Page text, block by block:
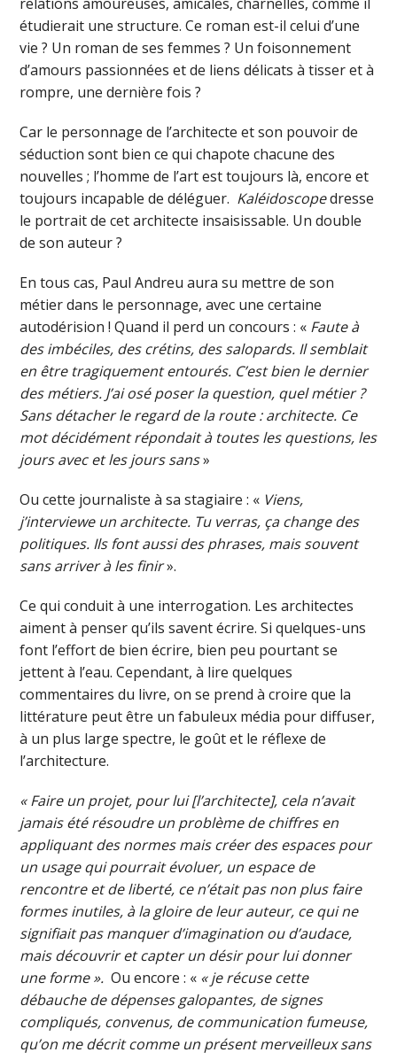
étudierait une structure. Ce roman est-il celui d’une
vie ? Un roman de ses femmes ? Un foisonnement
d’amours passionnées et de liens délicats à tisser et à
rompre, une dernière fois ?
Car le personnage de l’architecte et son pouvoir de
séduction sont bien ce qui chapote chacune des
nouvelles ; l’homme de l’art est toujours là, encore et
toujours incapable de déléguer. Kaléidoscopedresse
le portrait de cet architecte insaisissable. Un double
de son auteur ?
En tous cas, Paul Andreu aura su mettre de son
métier dans le personnage, avec une certaine
autodérision ! Quand il perd un concours : « Faute à
des imbéciles, des crétins, des salopards. Il semblait
en être tragiquement entourés. C’est bien le dernier
des métiers. J’ai osé poser la question, quel métier ?
Sans détacher le regard de la route : architecte. Ce
mot décidément répondait à toutes les questions, les
jours avec et les jours sans»
Ou cette journaliste à sa stagiaire : « Viens,
j’interviewe un architecte. Tu verras, ça change des
politiques. Ils font aussi des phrases, mais souvent
sans arriver à les finir».
Ce qui conduit à une interrogation. Les architectes
aiment à penser qu’ils savent écrire. Si quelques-uns
font l’effort de bien écrire, bien peu pourtant se
jettent à l’eau. Cependant, à lire quelques
commentaires du livre, on se prend à croire que la
littérature peut être un fabuleux média pour diffuser,
à un plus large spectre, le goût et le réflexe de
l’architecture.
« Faire un projet, pour lui [l’architecte], cela n’avait
jamais été résoudre un problème de chiffres en
appliquant des normes mais créer des espaces pour
un usage qui pourrait évoluer, un espace de
rencontre et de liberté, ce n’était pas non plus faire
formes inutiles, à la gloire de leur auteur, ce qui ne
signifiait pas manquer d’imagination ou d’audace,
mais découvrir et capter un désir pour lui donner
une forme ». Ou encore : « « je récuse cette
débauche de dépenses galopantes, de signes
compliqués, convenus, de communication fumeuse,
qu’on me décrit comme un présent merveilleux sans